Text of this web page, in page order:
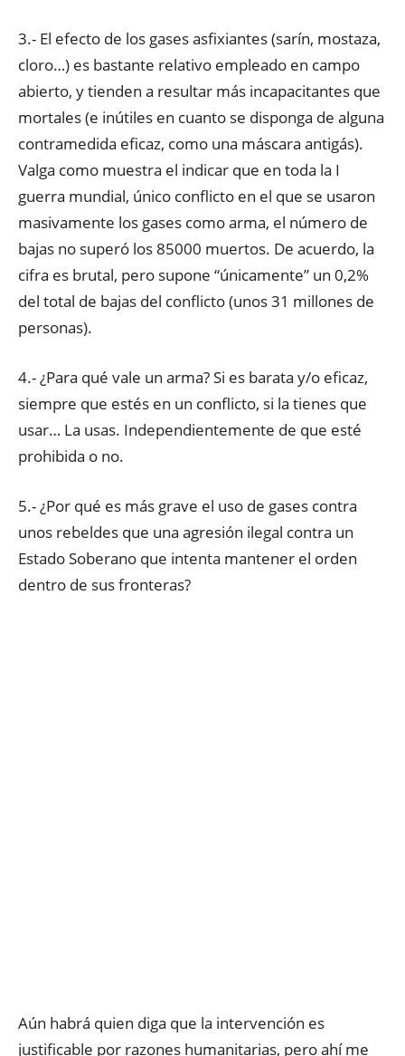
3.- El efecto de los gases asfixiantes (sarín, mostaza,
cloro…) es bastante relativo empleado en campo
abierto, y tienden a resultar más incapacitantes que
mortales (e inútiles en cuanto se disponga de alguna
contramedida eficaz, como una máscara antigás).
Valga como muestra el indicar que en toda la I
guerra mundial, único conflicto en el que se usaron
masivamente los gases como arma, el número de
bajas no superó los 85000 muertos. De acuerdo, la
cifra es brutal, pero supone “únicamente” un 0,2%
del total de bajas del conflicto (unos 31 millones de
personas).
4.- ¿Para qué vale un arma? Si es barata y/o eficaz,
siempre que estés en un conflicto, si la tienes que
usar… La usas. Independientemente de que esté
prohibida o no.
5.- ¿Por qué es más grave el uso de gases contra
unos rebeldes que una agresión ilegal contra un
Estado Soberano que intenta mantener el orden
dentro de sus fronteras?
Aún habrá quien diga que la intervención es
justificable por razones humanitarias, pero ahí me